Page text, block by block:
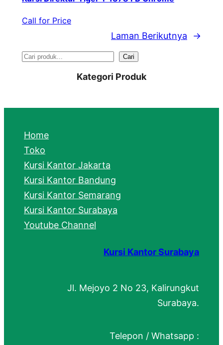
Call for Price
Laman Berikutnya →
S
r
h
Cari
Kategori Produk
Home
Toko
Kursi Kantor Jakarta
Kursi Kantor Bandung
Kursi Kantor Semarang
Kursi Kantor Surabaya
Youtube Channel
Kursi Kantor Surabaya
Jl. Mejoyo 2 No 23, Kalirungkut
Surabaya.
Telepon / Whatsapp :